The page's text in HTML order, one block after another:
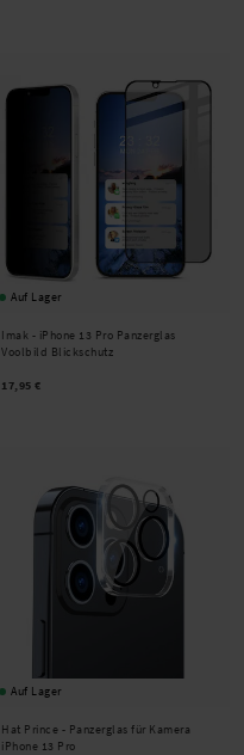
Auf Lager
Imak - iPhone 13 Pro Panzerglas
Voolbild Blickschutz
17,95 €
Auf Lager
Hat Prince - Panzerglas für Kamera
iPhone 13 Pro